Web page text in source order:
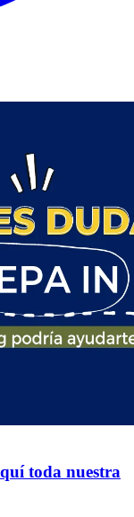
toda nuestra